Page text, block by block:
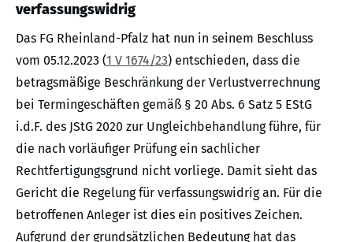
verfassungswidrig
Das FG Rheinland-Pfalz hat nun in seinem Beschluss
vom 05.12.2023 (1 V 1674/23) entschieden, dass die
betragsmäßige Beschränkung der Verlustverrechnung
bei Termingeschäften gemäß § 20 Abs. 6 Satz 5 EStG
i.d.F. des JStG 2020 zur Ungleichbehandlung führe, für
die nach vorläufiger Prüfung ein sachlicher
Rechtfertigungsgrund nicht vorliege. Damit sieht das
Gericht die Regelung für verfassungswidrig an. Für die
betroffenen Anleger ist dies ein positives Zeichen.
Aufgrund der grundsätzlichen Bedeutung hat das